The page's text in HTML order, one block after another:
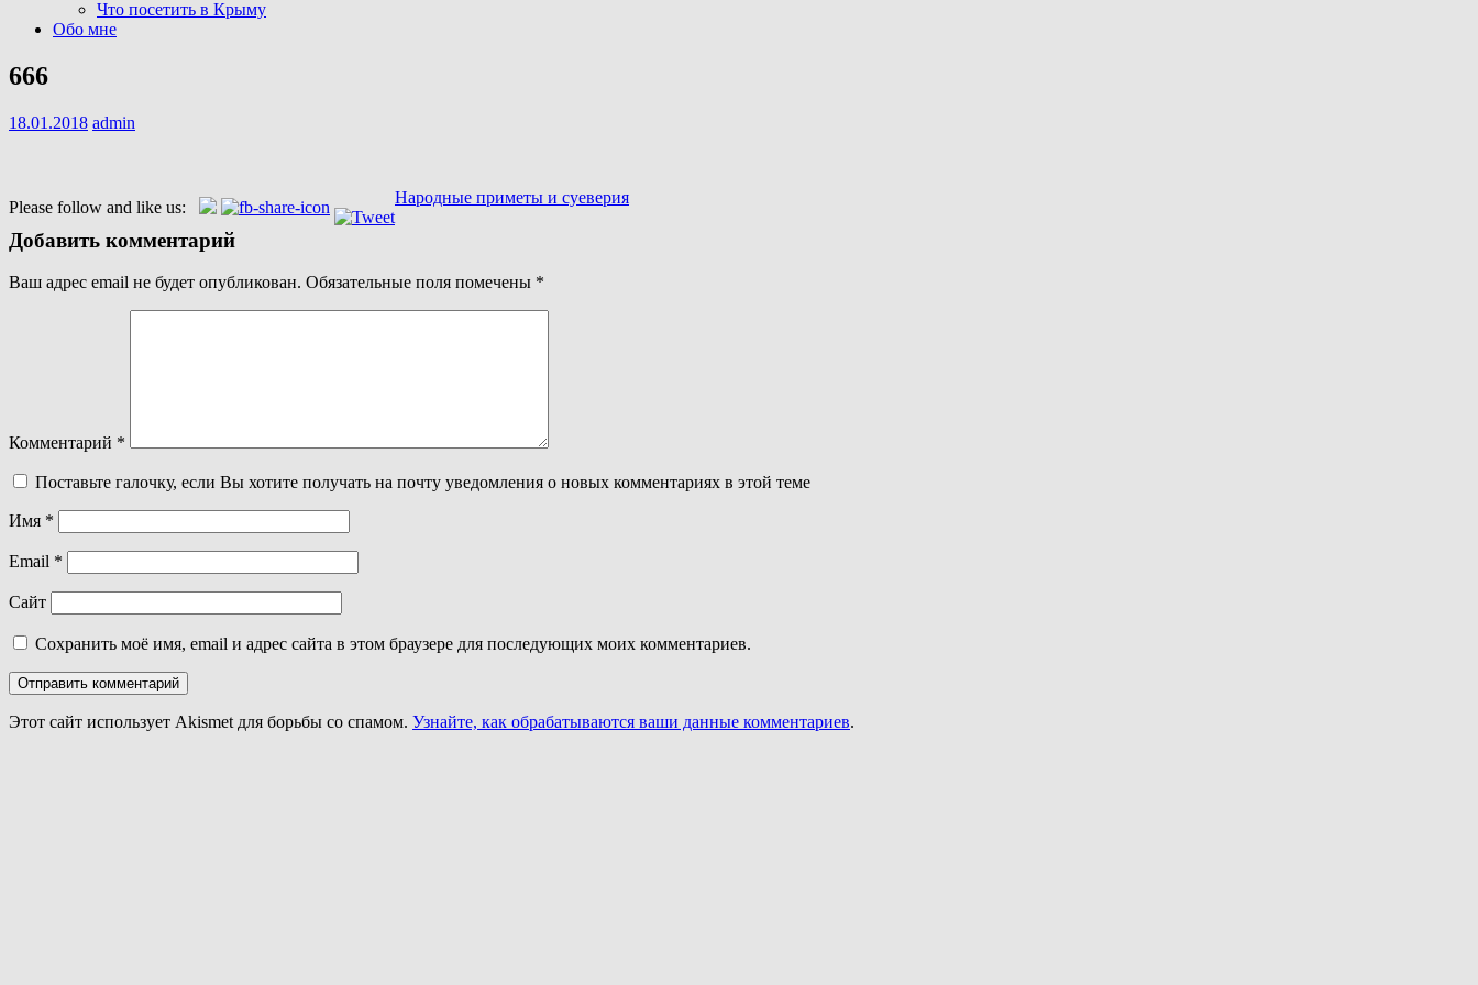
Что посетить в Крыму
Обо мне
666
18.01.2018 admin
Please follow and like us:
Навигация
по
записям
Народные приметы и суеверия
Добавить комментарий
Ваш адрес email не будет опубликован. Обязательные поля помечены *
Комментарий *
Поставьте галочку, если Вы хотите получать на почту уведомления о новых комментариях в этой теме
Имя *
Email *
Сайт
Сохранить моё имя, email и адрес сайта в этом браузере для последующих моих комментариев.
Этот сайт использует Akismet для борьбы со спамом. Узнайте, как обрабатываются ваши данные комментариев.